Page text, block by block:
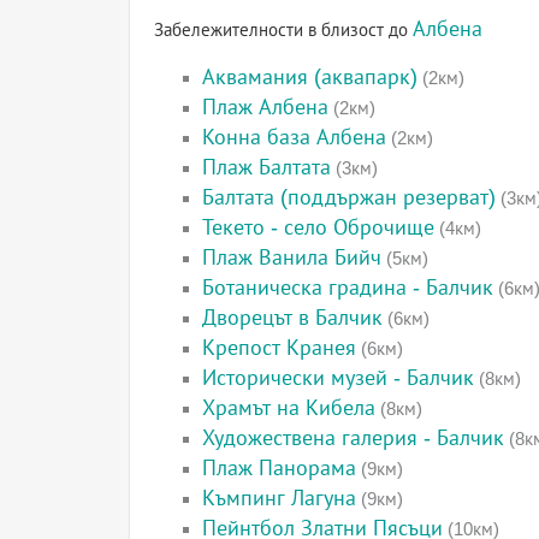
Забележителности в близост до Албена
Аквамания (аквапарк) (2км)
Плаж Албена (2км)
Конна база Албена (2км)
Плаж Балтата (3км)
Балтата (поддържан резерват)
Текето - село Оброчище (4км)
Плаж Ванила Бийч (5км)
Ботаническа градина - Балчик (6км)
Дворецът в Балчик (6км)
Крепост Кранея (6км)
Исторически музей - Балчик (8км)
Храмът на Кибела (8км)
Художествена галерия - Балчик
Плаж Панорама (9км)
Къмпинг Лагуна (9км)
Пейнтбол Златни Пясъци (10км)